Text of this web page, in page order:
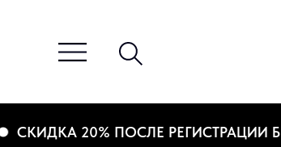
20% ПОСЛЕ РЕГИСТРАЦИИ